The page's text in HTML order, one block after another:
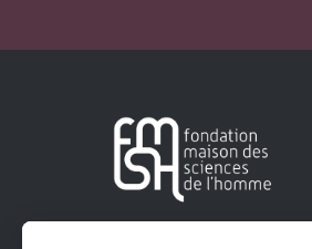
Créée en 1963, la Fondation